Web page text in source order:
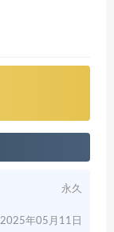
永久
2025年05月11日